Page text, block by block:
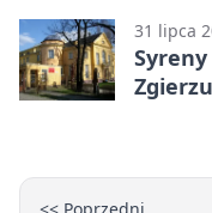
31 lipca